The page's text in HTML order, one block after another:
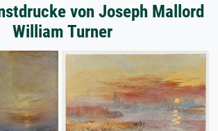
von Joseph Mallord
William Turner